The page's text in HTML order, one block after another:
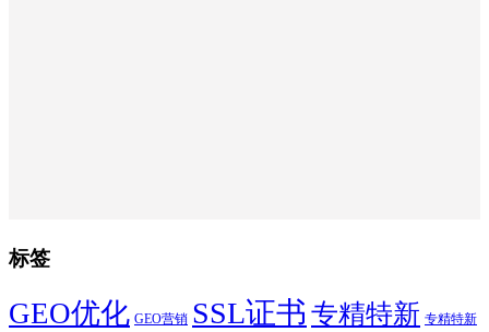
标签
GEO优化 GEO营销 SSL证书 专精特新 专精特新